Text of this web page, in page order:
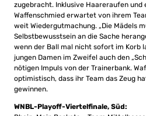
zugebracht. Inklusive Haareraufen und
Waffenschmied erwartet von ihrem
weit Wiedergutmachung. „Die Mädels
Selbstbewusstsein an die Sache
wenn der Ball mal nicht sofort im Korb
jungen Damen im Zweifel auch den
nötigen Impuls von der Trainerbank.
optimistisch, dass ihr Team das Zeug
gewinnen.
WNBL-Playoff-Viertelfinale, Süd: